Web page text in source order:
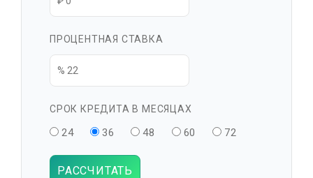
ПРОЦЕНТНАЯ СТАВКА
СРОК КРЕДИТА В МЕСЯЦАХ
24 36 48 60 72
РАССЧИТАТЬ